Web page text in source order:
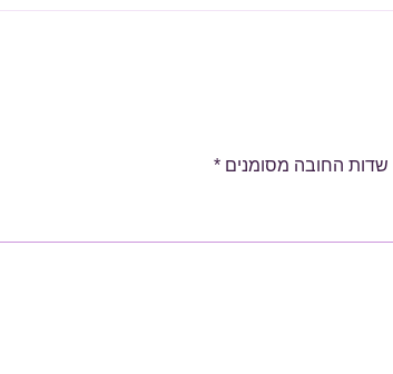
שדות החובה מסומנים *